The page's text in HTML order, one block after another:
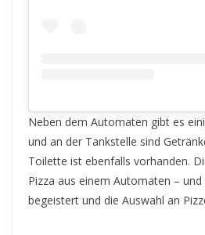
Neben dem Automaten gibt es
und an der Tankstelle sind
Toilette ist ebenfalls vorhanden.
Pizza aus einem Automaten –
begeistert und die Auswahl an